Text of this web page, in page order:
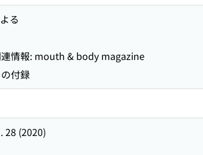
る
情報: mouth & body magazine
付録
28 (2020)